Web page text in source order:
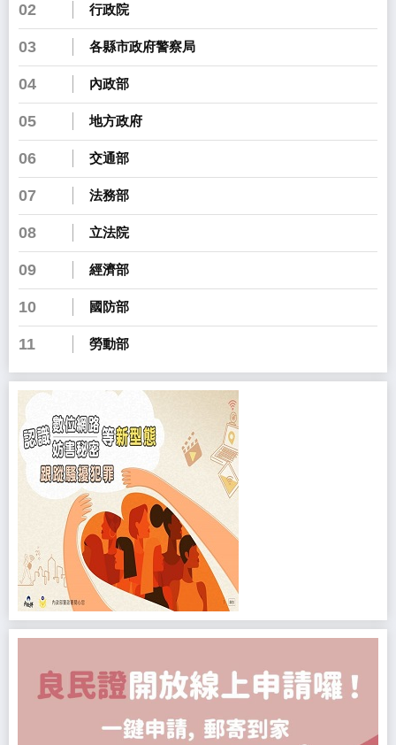
02 行政院
03 各縣市政府警察局
04 內政部
05 地方政府
06 交通部
07 法務部
08 立法院
09 經濟部
10 國防部
11 勞動部